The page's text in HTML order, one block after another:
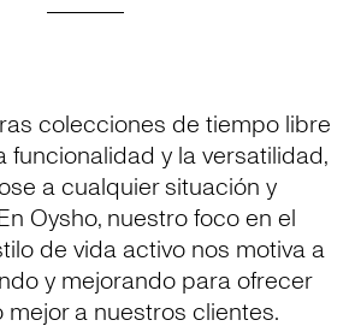
colecciones de tiempo libre
funcionalidad y la versatilidad,
a cualquier situación y
Oysho, nuestro foco en el
de vida activo nos motiva a
y mejorando para ofrecer
mejor a nuestros clientes.